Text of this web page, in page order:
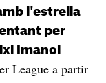
l'estrella
per
Imanol
League a partir